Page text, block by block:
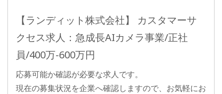
【ランディット株式会社】 カスタマーサ
クセス求人：急成長AIカメラ事業/正社
員/400万-600万円
応募可能か確認が必要な求人です。
現在の募集状況を企業へ確認しますので、お気軽にお